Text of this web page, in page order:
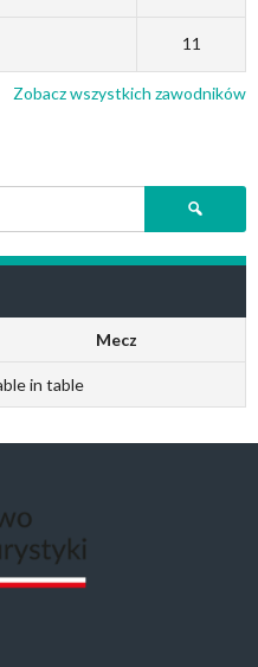
11
Zobacz wszystkich zawodników
Szukaj:
Mecz
in table